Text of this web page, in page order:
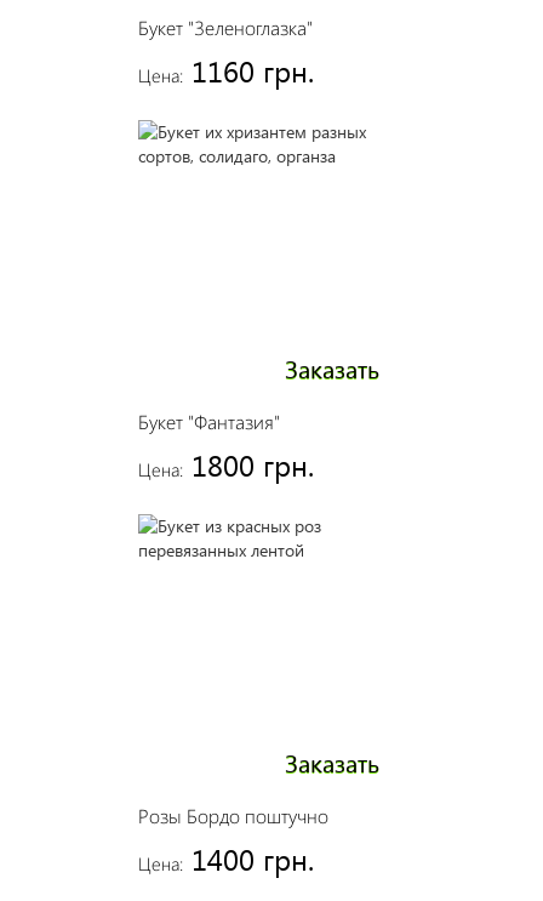
Букет "Зеленоглазка"
Цена: 1160 грн.
Букет "Фантазия"
Цена: 1800 грн.
Заказать
Розы Бордо поштучно
Цена: 1400 грн.
Заказать